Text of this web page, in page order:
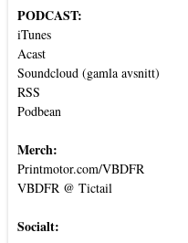
PODCAST:
iTunes
Acast
Soundcloud (gamla avsnitt)
RSS
Podbean
Merch:
Printmotor.com/VBDFR
VBDFR @ Tictail
Socialt: